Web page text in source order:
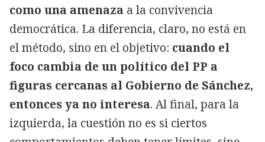
como una amenaza a la convivencia
democrática. La diferencia, claro, no está en
el método, sino en el objetivo: cuando el
foco cambia de un político del PP a
figuras cercanas al Gobierno de Sánchez,
entonces ya no interesa. Al final, para la
izquierda, la cuestión no es si ciertos